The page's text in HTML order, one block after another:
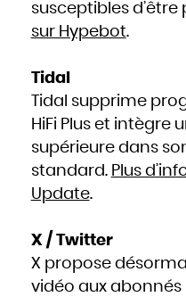
susceptibles d’être
sur Hypebot.
Tidal
Tidal supprime
HiFi Plus et intègre
supérieure dans
standard. Plus
Update.
X / Twitter
X propose
vidéo aux abonnés